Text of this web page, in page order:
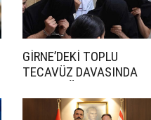
GİRNE’DEKİ TOPLU
TECAVÜZ DAVASINDA